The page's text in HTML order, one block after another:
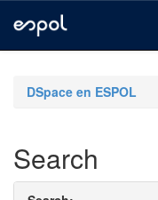
navigationDSpace en ESPOL
Search